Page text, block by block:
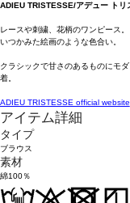
ADIEU TRISTESSE/アデュー トリ
レースや刺繍、花柄のワンピース。
いつかみた絵画のような色合い。
クラシックで甘さのあるものにモ
着。
ADIEU TRISTESSE official website
アイテム詳細
タイプ
ブラウス
素材
綿100％